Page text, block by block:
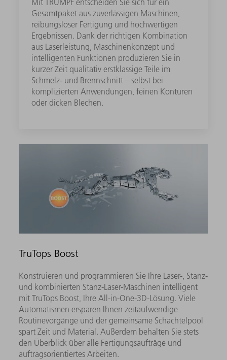
Mit TRUMPF entscheiden Sie sich für ein
Gesamtpaket aus zuverlässigen Maschinen,
reibungsloser Fertigung und hochwertigen
Ergebnissen. Dank der richtigen Kombination
aus Laserleistung, Maschinenkonzept und
intelligenten Funktionen produzieren Sie in
kurzer Zeit qualitativ erstklassige Teile im
Schmelz- und Brennschnitt – selbst bei
komplizierten Anwendungen, feinen Konturen
oder dicken Blechen.
TruTops Boost
Konstruieren und programmieren Sie Ihre Laser-, Stanz-
und kombinierten Stanz-Laser-Maschinen intelligent
mit TruTops Boost, Ihre All-in-One-3D-Lösung. Viele
Automatismen ersparen Ihnen zeitaufwendige
Routinevorgänge und der gemeinsame Schachtelpool
spart Zeit und Material. Außerdem behalten Sie stets
den Überblick über alle Fertigungsaufträge und
auftragsorientiertes Arbeiten.